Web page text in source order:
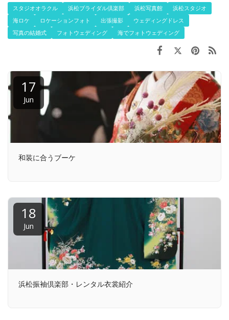
スタジオオラクル 浜松ブライダル倶楽部 浜松写真館
浜松スタジオ
海ロケ
ロケーションフォト 出張撮影
ウェディングドレス
写真の結婚式
フォトウェディング 海でフォトウェディング
17
Jun
和装に合うブーケ
18
Jun
浜松振袖倶楽部・レンタル衣裳紹介